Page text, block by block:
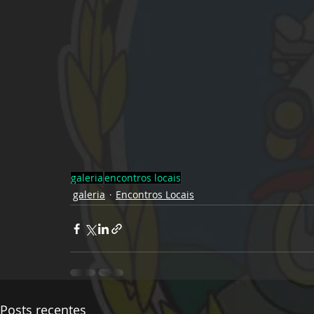
galeriaencontros locais
galeria
Encontros Locais
Posts recentes